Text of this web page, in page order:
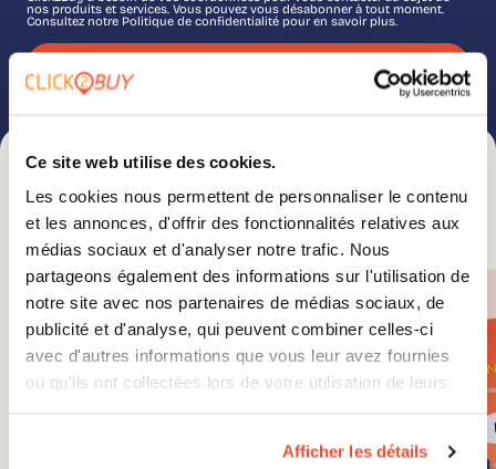
Ce site web utilise des cookies.
Les cookies nous permettent de personnaliser le contenu
et les annonces, d'offrir des fonctionnalités relatives aux
médias sociaux et d'analyser notre trafic. Nous
partageons également des informations sur l'utilisation de
notre site avec nos partenaires de médias sociaux, de
publicité et d'analyse, qui peuvent combiner celles-ci
avec d'autres informations que vous leur avez fournies
ou qu'ils ont collectées lors de votre utilisation de leurs
Afficher les détails
nos produits et services. Vous pouvez vous désabonner à tout moment.
Consultez notre Politique de confidentialité pour en savoir plus.
Vous pourriez être intéressé par